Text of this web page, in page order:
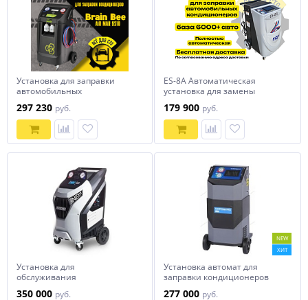
Установка для заправки
кондиционеров Brain Bee
AIR-NEX 9310
297 230 руб.
ES-8A Автоматическая
фреона R134a
179 900 руб.
Установка для
обслуживания
NEW
Установка автомат для
заправки кондиционеров